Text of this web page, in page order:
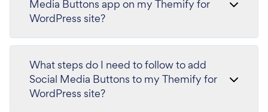
Media Buttons app on my Themify for
WordPress site?
What steps do I need to follow to add
Social Media Buttons to my Themify for
WordPress site?